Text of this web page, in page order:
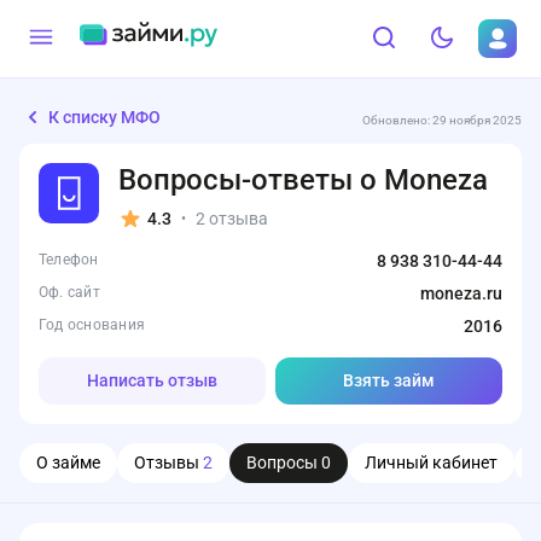
К списку МФО Обновлено: 29 ноября 2025
Вопросы-ответы о Moneza
4.3 • 2 отзыва
Телефон 8 938 310-44-44
Оф. сайт moneza.ru
Год основания 2016
Написать отзыв Взять займ
О займе Отзывы 2 Вопросы 0 Личный кабинет